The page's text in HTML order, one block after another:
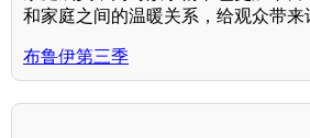
和家庭之间的温暖关系，给观众带来
布鲁伊第三季